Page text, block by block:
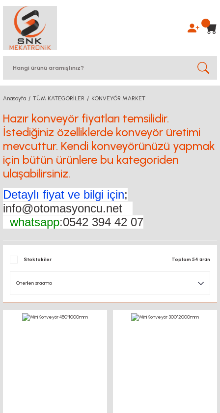
Anasayfa TÜM KATEGORİLER KONVEYÖR MARKET
Hazır konveyör fiyatları temsilidir.
İstediğiniz özelliklerde konveyör üretimi
mevcuttur. Kendi konveyörünüzü yapmak
için bütün ürünlere bu kategoriden
ulaşabilirsiniz.
Detaylı fiyat ve bilgi için;
info@otomasyoncu.net
whatsapp:0542 394 42 07
Stoktakiler Toplam 54 ürün